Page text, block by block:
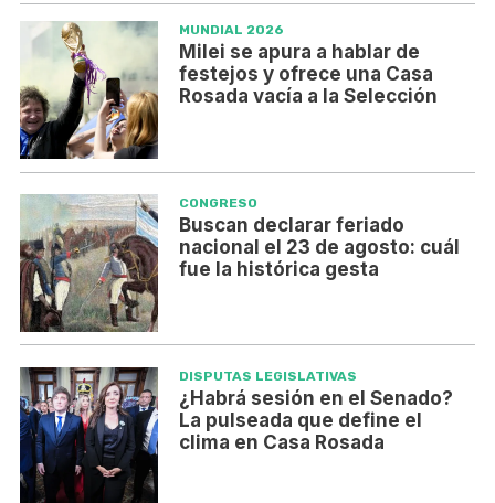
MUNDIAL 2026
Milei se apura a hablar de
festejos y ofrece una Casa
Rosada vacía a la Selección
CONGRESO
Buscan declarar feriado
nacional el 23 de agosto: cuál
fue la histórica gesta
DISPUTAS LEGISLATIVAS
¿Habrá sesión en el Senado?
La pulseada que define el
clima en Casa Rosada